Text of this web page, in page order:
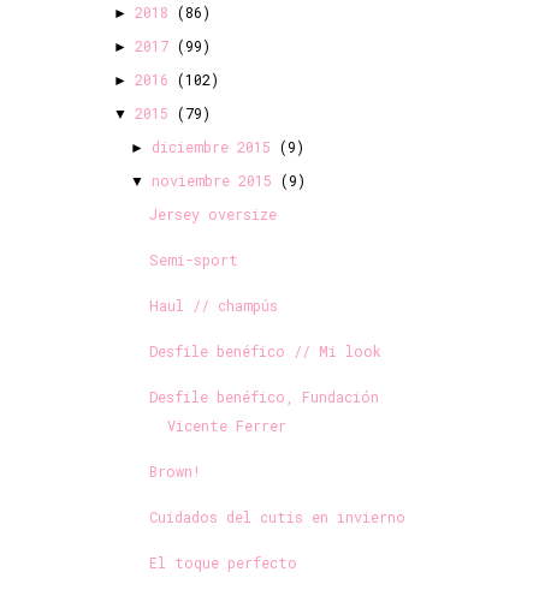
► 2018 (86)
► 2017 (99)
► 2016 (102)
▼ 2015 (79)
► diciembre 2015 (9)
▼ noviembre 2015 (9)
Jersey oversize
Semi-sport
Haul // champús
Desfile benéfico // Mi look
Desfile benéfico, Fundación
Vicente Ferrer
Brown!
Cuidados del cutis en invierno
El toque perfecto